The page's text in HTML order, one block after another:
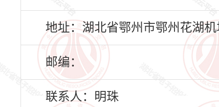
地址：湖北省鄂州市鄂州花湖
邮编：
联系人：明珠